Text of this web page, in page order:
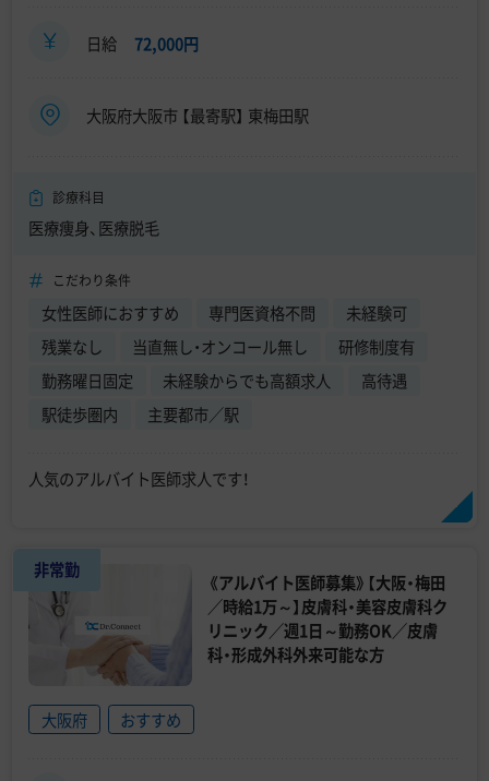
日給 72,000円
大阪府大阪市 【最寄駅】 東梅田駅
診療科目
医療痩身、医療脱毛
こだわり条件
女性医師におすすめ 専門医資格不問
未経験可
残業なし
当直無し・オンコール無し
研修制度有
勤務曜日固定
未経験からでも高額求人
高待遇
駅徒歩圏内
主要都市／駅
人気のアルバイト医師求人です！
非常勤
《アルバイト医師募集》【大阪・梅田
／時給1万～】皮膚科・美容皮膚科ク
リニック／週1日～勤務OK／皮膚
科・形成外科外来可能な方
大阪府 おすすめ